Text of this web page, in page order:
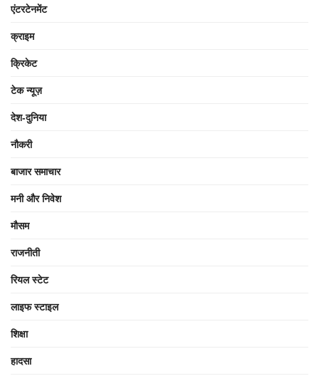
एंटरटेनमेंट
क्राइम
क्रिकेट
टेक न्यूज़
देश-दुनिया
नौकरी
बाजार समाचार
मनी और निवेश
मौसम
राजनीती
रियल स्टेट
लाइफ स्टाइल
शिक्षा
हादसा